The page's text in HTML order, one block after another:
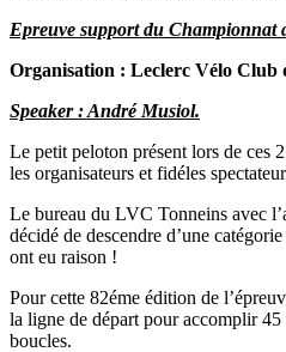
Epreuve support du Championnat
Organisation : Leclerc Vélo Club
Speaker : André Musiol.
Le petit peloton présent lors de ces
les organisateurs et fidéles
Le bureau du LVC Tonneins avec
décidé de descendre d’une
ont eu raison !
Pour cette 82éme édition de
la ligne de départ pour accomplir
boucles.